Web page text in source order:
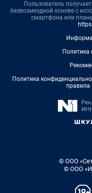
Пользователь
безвозмездной основе с
смартфона или
Политика
Политика
правила
© ООО
© ООО